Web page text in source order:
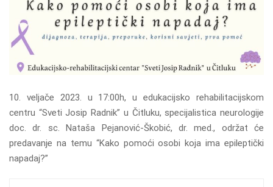
10. veljače 2023. u 17:00h, u edukacijsko rehabilitacijskom
centru “Sveti Josip Radnik” u Čitluku, specijalistica neurologije
doc. dr. sc. Nataša Pejanović-Škobić, dr. med., održat će
predavanje na temu “Kako pomoći osobi koja ima epileptički
napadaj?”